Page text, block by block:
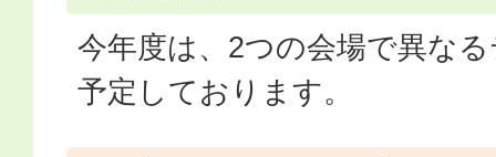
今年度は、2つの会場で異な
予定しております。